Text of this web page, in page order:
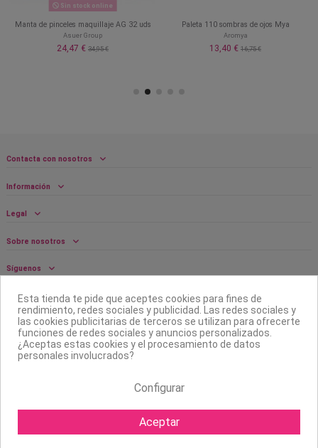
Sin stock online
Manta de pinceles maquillaje AG 32 uds
Asuer Group
24,47 € 34,95 €
Paleta 110 sombras de ojos Mya
Aromya
13,40 € 16,75 €
Contacta con nosotros
Información
Legal
Sobre nosotros
Síguenos
Boletín
Esta tienda te pide que aceptes cookies para fines de
rendimiento, redes sociales y publicidad. Las redes sociales y
las cookies publicitarias de terceros se utilizan para ofrecerte
funciones de redes sociales y anuncios personalizados.
¿Aceptas estas cookies y el procesamiento de datos
personales involucrados?
Configurar
Aceptar